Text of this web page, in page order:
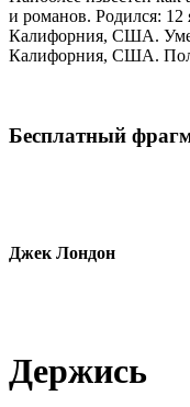
и романов. Родился: 12
Калифорния, США.
Калифорния, США.
Бесплатный
Джек Лондон
Держись